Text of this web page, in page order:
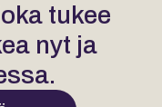
tukee
nyt ja